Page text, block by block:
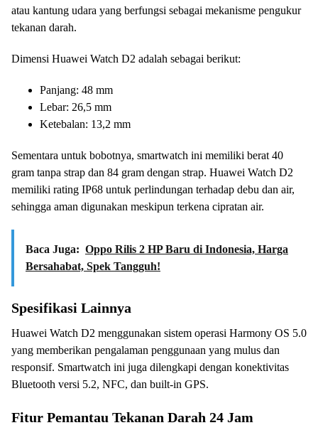
atau kantung udara yang berfungsi sebagai mekanisme pengukur
tekanan darah.
Dimensi Huawei Watch D2 adalah sebagai berikut:
Panjang: 48 mm
Lebar: 26,5 mm
Ketebalan: 13,2 mm
Sementara untuk bobotnya, smartwatch ini memiliki berat 40
gram tanpa strap dan 84 gram dengan strap. Huawei Watch D2
memiliki rating IP68 untuk perlindungan terhadap debu dan air,
sehingga aman digunakan meskipun terkena cipratan air.
Baca Juga: Oppo Rilis 2 HP Baru di Indonesia, Harga
Bersahabat, Spek Tangguh!
Spesifikasi Lainnya
Huawei Watch D2 menggunakan sistem operasi Harmony OS 5.0
yang memberikan pengalaman penggunaan yang mulus dan
responsif. Smartwatch ini juga dilengkapi dengan konektivitas
Bluetooth versi 5.2, NFC, dan built-in GPS.
Fitur Pemantau Tekanan Darah 24 Jam